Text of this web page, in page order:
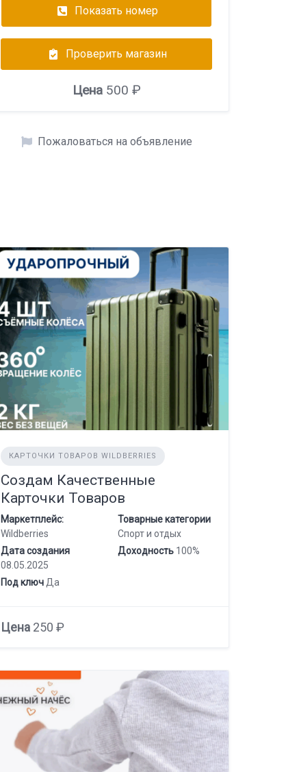
Показать номер
Проверить магазин
Цена500 ₽
Пожаловаться на объявление
КАРТОЧКИ ТОВАРОВ WILDBERRIES
Создам Качественные
Карточки Товаров
Маркетплейс:
Wildberries
Товарные категории
Спорт и отдых
Дата создания
08.05.2025
Доходность100%
Под ключДа
Цена 250 ₽